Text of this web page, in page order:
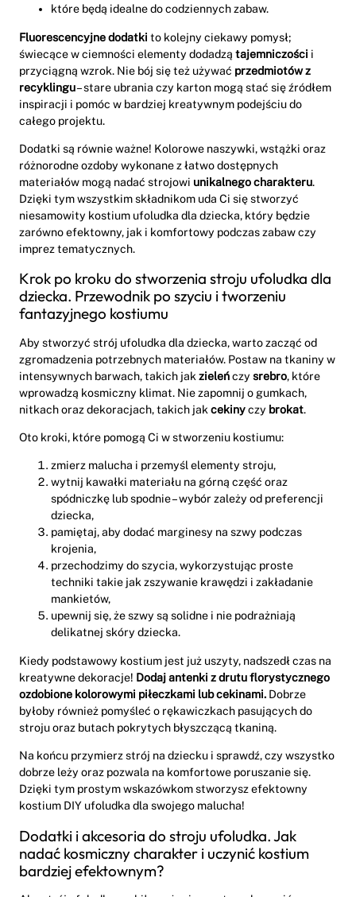
które będą idealne do codziennych zabaw.
Fluorescencyjne dodatki to kolejny ciekawy pomysł;
świecące w ciemności elementy dodadzą tajemniczości i
przyciągną wzrok. Nie bój się też używać przedmiotów z
recyklingu– stare ubrania czy karton mogą stać się źródłem
inspiracji i pomóc w bardziej kreatywnym podejściu do
całego projektu.
Dodatki są równie ważne! Kolorowe naszywki, wstążki oraz
różnorodne ozdoby wykonane z łatwo dostępnych
materiałów mogą nadać strojowi unikalnego charakteru.
Dzięki tym wszystkim składnikom uda Ci się stworzyć
niesamowity kostium ufoludka dla dziecka, który będzie
zarówno efektowny, jak i komfortowy podczas zabaw czy
imprez tematycznych.
Krok po kroku do stworzenia stroju ufoludka dla
dziecka. Przewodnik po szyciu i tworzeniu
fantazyjnego kostiumu
Aby stworzyć strój ufoludka dla dziecka, warto zacząć od
zgromadzenia potrzebnych materiałów. Postaw na tkaniny w
intensywnych barwach, takich jak zieleńczy srebro, które
wprowadzą kosmiczny klimat. Nie zapomnij o gumkach,
nitkach oraz dekoracjach, takich jak cekinyczy brokat.
Oto kroki, które pomogą Ci w stworzeniu kostiumu:
zmierz malucha i przemyśl elementy stroju,
wytnij kawałki materiału na górną część oraz
spódniczkę lub spodnie – wybór zależy od preferencji
dziecka,
pamiętaj, aby dodać marginesy na szwy podczas
krojenia,
przechodzimy do szycia, wykorzystując proste
techniki takie jak zszywanie krawędzi i zakładanie
mankietów,
upewnij się, że szwy są solidne i nie podrażniają
delikatnej skóry dziecka.
Kiedy podstawowy kostium jest już uszyty, nadszedł czas na
kreatywne dekoracje! Dodaj antenki z drutu florystycznego
ozdobione kolorowymi piłeczkami lub cekinami. Dobrze
byłoby również pomyśleć o rękawiczkach pasujących do
stroju oraz butach pokrytych błyszczącą tkaniną.
Na końcu przymierz strój na dziecku i sprawdź, czy wszystko
dobrze leży oraz pozwala na komfortowe poruszanie się.
Dzięki tym prostym wskazówkom stworzysz efektowny
kostium DIY ufoludka dla swojego malucha!
Dodatki i akcesoria do stroju ufoludka. Jak
nadać kosmiczny charakter i uczynić kostium
bardziej efektownym?